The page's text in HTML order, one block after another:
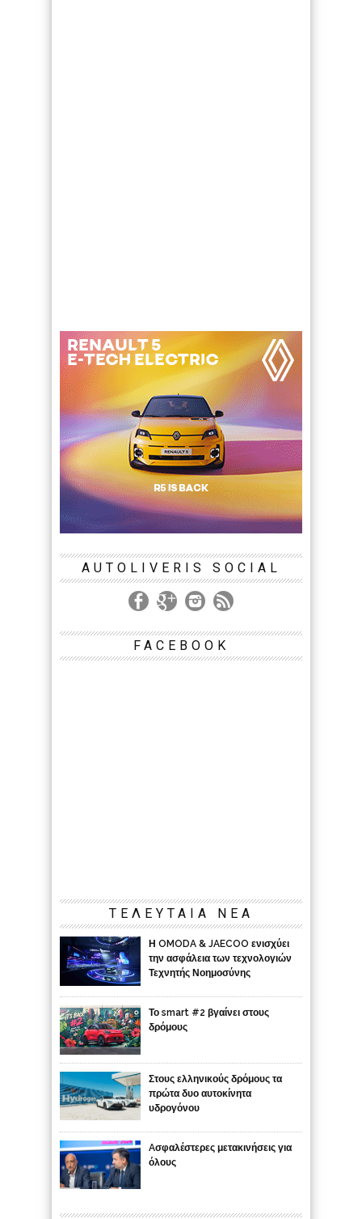
AUTOLIVERIS SOCIAL
FACEBOOK
ΤΕΛΕΥΤΑΙΑ ΝΕΑ
Η OMODA & JAECOO ενισχύει
την ασφάλεια των τεχνολογιών
Τεχνητής Νοημοσύνης
Το smart #2 βγαίνει στους
δρόμους
Στους ελληνικούς δρόμους τα
πρώτα δυο αυτοκίνητα
υδρογόνου
Aσφαλέστερες μετακινήσεις για
όλους